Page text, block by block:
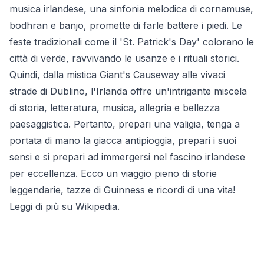
musica irlandese, una sinfonia melodica di cornamuse,
bodhran e banjo, promette di farle battere i piedi. Le
feste tradizionali come il 'St. Patrick's Day' colorano le
città di verde, ravvivando le usanze e i rituali storici.
Quindi, dalla mistica Giant's Causeway alle vivaci
strade di Dublino, l'Irlanda offre un'intrigante miscela
di storia, letteratura, musica, allegria e bellezza
paesaggistica. Pertanto, prepari una valigia, tenga a
portata di mano la giacca antipioggia, prepari i suoi
sensi e si prepari ad immergersi nel fascino irlandese
per eccellenza. Ecco un viaggio pieno di storie
leggendarie, tazze di Guinness e ricordi di una vita!
Leggi di più su Wikipedia.